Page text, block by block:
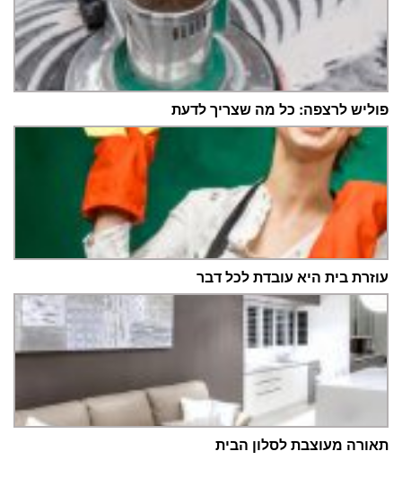
פוליש לרצפה: כל מה שצריך לדעת
עוזרת בית היא עובדת לכל דבר
תאורה מעוצבת לסלון הבית